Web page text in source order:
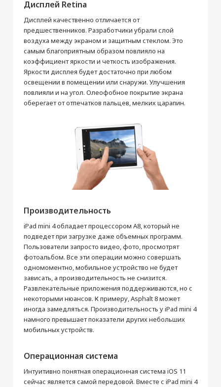
Дисплей Retina
Дисплей качественно отличается от
предшественников. Разработчики убрали слой
воздуха между экраном и защитным стеклом. Это
самым благоприятным образом повлияло на
коэффициент яркости и четкость изображения.
Яркости дисплея будет достаточно при любом
освещении в помещении или снаружи. Улучшения
повлияли и на угол. Олеофобное покрытие экрана
оберегает от отпечатков пальцев, мелких царапин.
Производительность
iPad mini 4 обладает процессором A8, который не
подведет при загрузке даже объемных программ.
Пользователи запросто видео, фото, просмотрят
фотоальбом. Все эти операции можно совершать
одномоментно, мобильное устройство не будет
зависать, а производительность не снизится.
Развлекательные приложения поддерживаются, но с
некоторыми нюансов. К примеру, Asphalt 8 может
иногда замедляться. Производительность у iPad mini 4
намного превышает показатели других небольших
мобильных устройств.
Операционная система
Интуитивно понятная операционная система iOS 11
сейчас является самой передовой. Вместе с iPad mini 4
Стабилизатор видео
Запись замедленного видео
Питание
Тип аккумулятора
Li-Pol
Аккумулятор (мАч)
Время работы в интернете через
Время работы в интернете через Wi-Fi
(ч)
Интерфейсы
Разъем 3.5 мм для подкл. Гарнитуры
Диагональ (дюйм)
Разрешение (пикс)
Число пикселей на дюйм (PPI)
Сенсорный дисплей
Тип сенсорного дисплея
Ёмкостный
Устойчивое к царапинам стекло
Поддержка Multitouch
Связь
Диапазоны
LTE
1, 2, 3, 4, 5, 7, 8, 13, 17, 18, 19, 20, 25, 26, 28, 29,
30, 38, 39, 40, 41
Интернет
EDGE, 3G, 4G
Процессор
Apple A8 + сопроцессор движения M8
Частота
1.4 ГГц